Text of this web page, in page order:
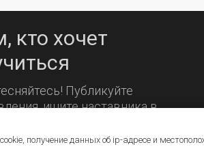
кто хочет
Публикуйте
ищите наставника в
получение данных об ip-адресе и